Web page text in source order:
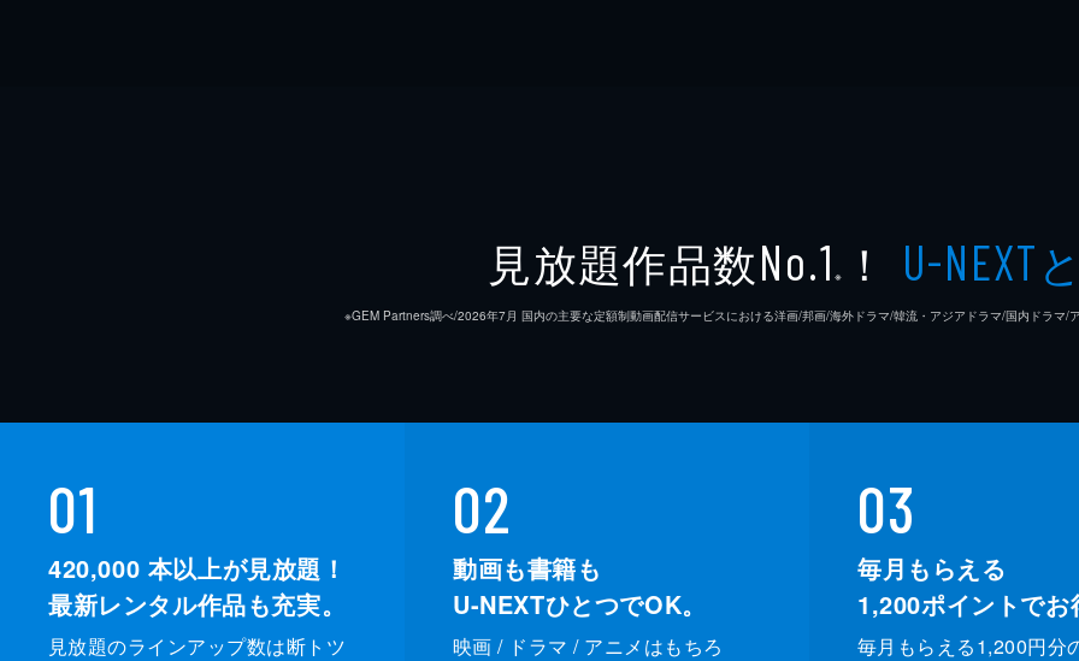
見放題作品数No.1 ※ ！ U-NEXT
※GEM Partners調べ/2026年7⽉ 国内の主要な定額制動画配信サービスにおける洋画/邦画/海外ドラマ/韓流・アジアドラマ/国内ドラマ/
01
420,000 本以上が見放題！
最新レンタル作品も充実。
見放題のラインアップ数は断トツ
02
動画も書籍も
U-NEXTひとつでOK。
映画 / ドラマ / アニメはもちろ
03
毎月もらえる
1,200ポイントでお
毎月もらえる1,200円分